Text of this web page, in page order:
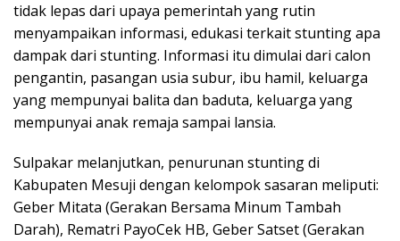
tidak lepas dari upaya pemerintah yang rutin
menyampaikan informasi, edukasi terkait stunting apa
dampak dari stunting. Informasi itu dimulai dari calon
pengantin, pasangan usia subur, ibu hamil, keluarga
yang mempunyai balita dan baduta, keluarga yang
mempunyai anak remaja sampai lansia.
Sulpakar melanjutkan, penurunan stunting di
Kabupaten Mesuji dengan kelompok sasaran meliputi:
Geber Mitata (Gerakan Bersama Minum Tambah
Darah), Rematri PayoCek HB, Geber Satset (Gerakan